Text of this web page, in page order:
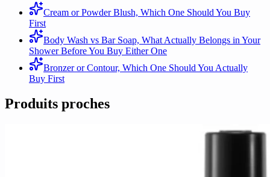
Cream or Powder Blush, Which One Should You Buy
First
Body Wash vs Bar Soap, What Actually Belongs in Your
Shower Before You Buy Either One
Bronzer or Contour, Which One Should You Actually
Buy First
Produits proches